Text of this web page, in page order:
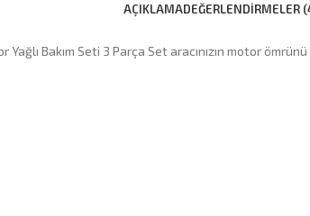
AÇIKLAMADEĞERLENDIRMELER
Bakım Seti 3 Parça Set aracınızın motor